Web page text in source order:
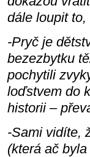
dále loupit
-Pryč je
bezezbytku
pochytili
loďstvem do
historii –
-Sami vidíte,
(která ač